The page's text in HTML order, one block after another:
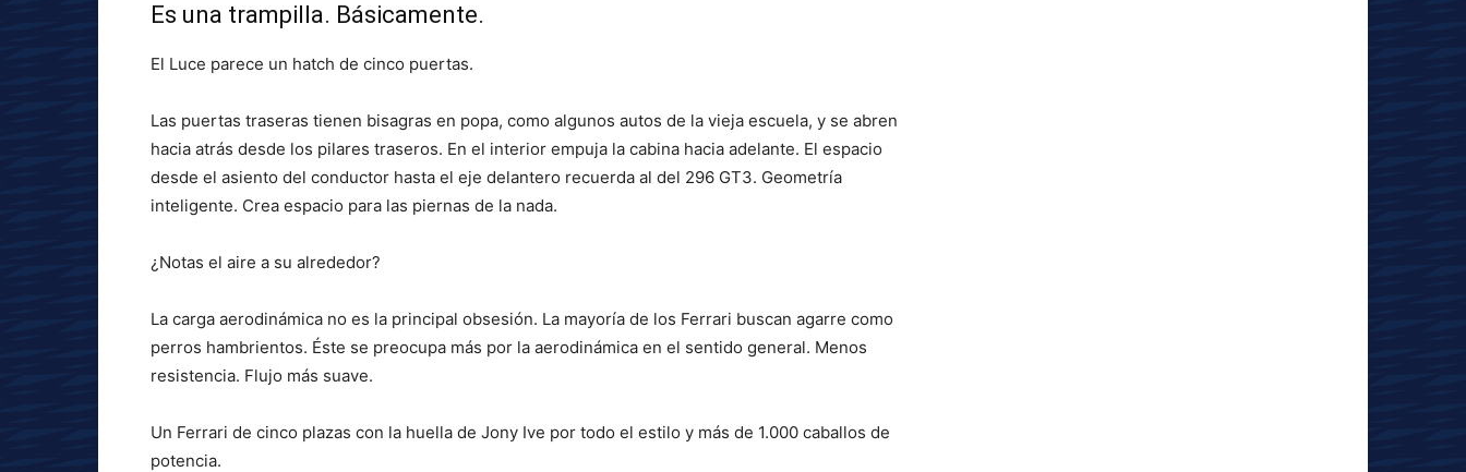
Es una trampilla. Básicamente.
El Luce parece un hatch de cinco puertas.
Las puertas traseras tienen bisagras en popa, como algunos autos de la vieja escuela, y se abren
hacia atrás desde los pilares traseros. En el interior empuja la cabina hacia adelante. El espacio
desde el asiento del conductor hasta el eje delantero recuerda al del 296 GT3. Geometría
inteligente. Crea espacio para las piernas de la nada.
¿Notas el aire a su alrededor?
La carga aerodinámica no es la principal obsesión. La mayoría de los Ferrari buscan agarre como
perros hambrientos. Éste se preocupa más por la aerodinámica en el sentido general. Menos
resistencia. Flujo más suave.
Un Ferrari de cinco plazas con la huella de Jony Ive por todo el estilo y más de 1.000 caballos de
potencia.